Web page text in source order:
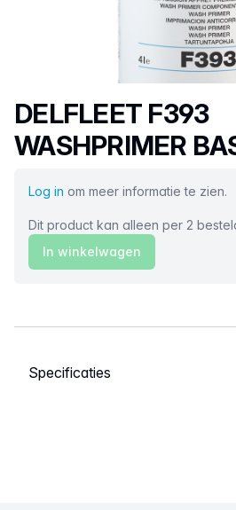
Productnaam
DELFLEET F393
WASHPRIMER
Log in om meer informatie te zien.
Dit product kan alleen per 2
In winkelwagen
Selecteer een tabblad